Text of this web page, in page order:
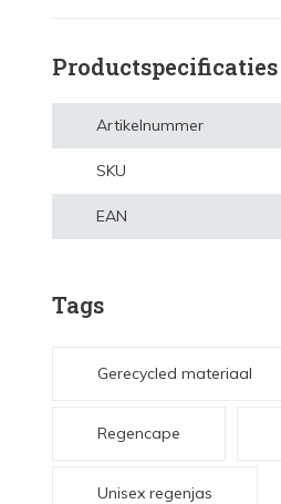
Productspecificaties
Artikelnummer
SKU
EAN
Tags
Gerecycled materiaal
Regencape
Unisex regenjas